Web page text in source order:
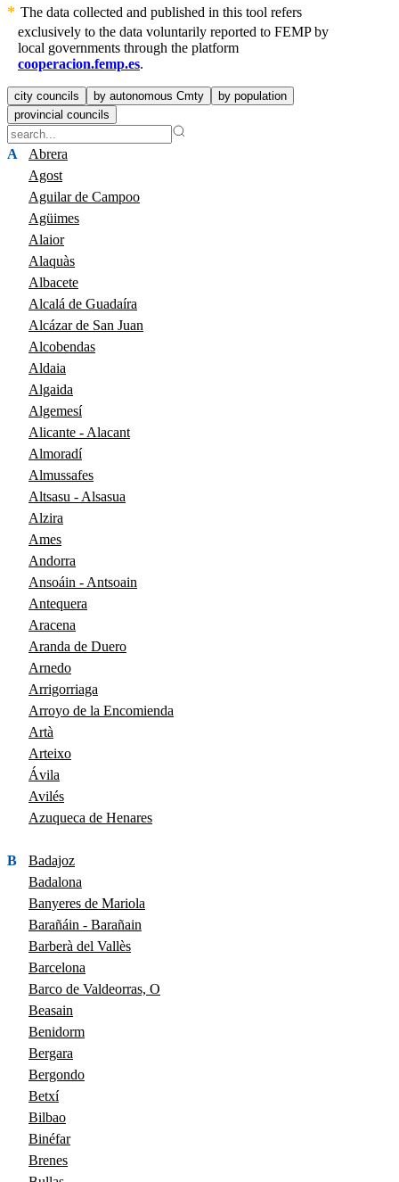
The data collected and published in this tool refers
exclusively to the data voluntarily reported to FEMP by
local governments through the platform
cooperacion.femp.es.
city councils by autonomous Cmty
by population
provincial councils
A
Abrera
Agost
Aguilar de Campoo
Agüimes
Alaior
Alaquàs
Albacete
Alcalá de Guadaíra
Alcázar de San Juan
Alcobendas
Aldaia
Algaida
Algemesí
Alicante - Alacant
Almoradí
Almussafes
Altsasu - Alsasua
Alzira
Ames
Andorra
Ansoáin - Antsoain
Antequera
Aracena
Aranda de Duero
Arnedo
Arrigorriaga
Arroyo de la Encomienda
Artà
Arteixo
Ávila
Avilés
Azuqueca de Henares
B
Badajoz
Badalona
Banyeres de Mariola
Barañáin - Barañain
Barberà del Vallès
Barcelona
Barco de Valdeorras, O
Beasain
Benidorm
Bergara
Bergondo
Betxí
Bilbao
Binéfar
Brenes